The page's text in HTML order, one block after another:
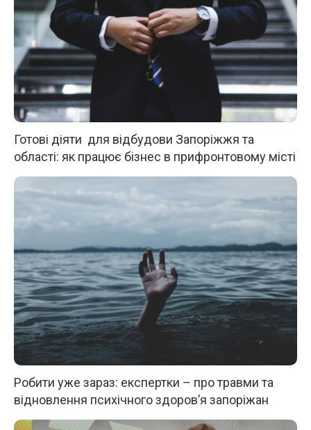
Готові діяти для відбудови Запоріжжя та
області: як працює бізнес в прифронтовому місті
Робити уже зараз: експертки – про травми та
відновлення психічного здоров’я запоріжан